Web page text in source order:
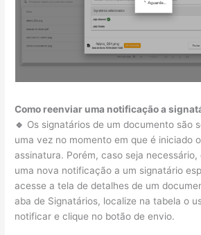
Como reenviar uma notificação a
🔹 Os signatários de um documento são
uma vez no momento em que é iniciado
assinatura. Porém, caso seja
uma nova notificação a um signatário
acesse a tela de detalhes de um
aba de Signatários, localize na tabela o
notificar e clique no botão de envio.